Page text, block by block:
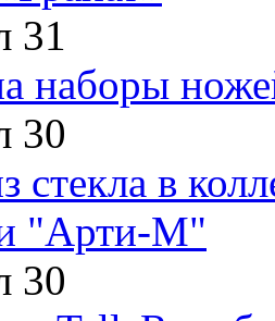
31
наборы
30
стекла в
"Арти-М"
30